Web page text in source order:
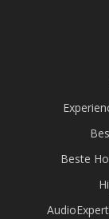
Beste